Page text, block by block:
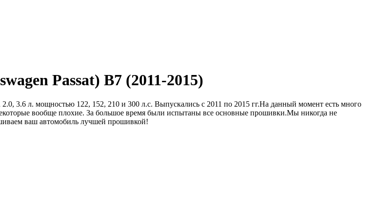
Passat) В7 (2011-2015)
3.6 л. мощностью 122, 152, 210 и 300 л.с. Выпускались с 2011 по 2015 гг.На данный момент есть много
вообще плохие. За большое время были испытаны все основные прошивки.Мы никогда не
ваш автомобиль лучшей прошивкой!